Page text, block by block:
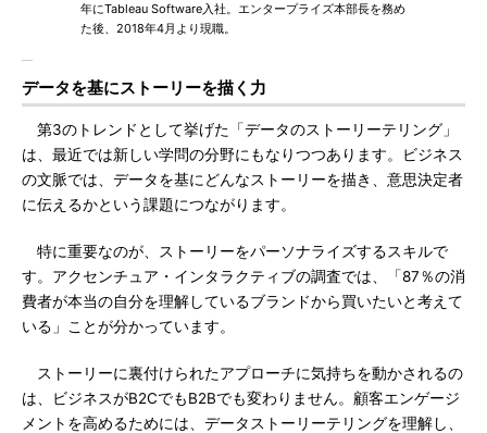
年にTableau Software入社。エンタープライズ本部長を務め
た後、2018年4月より現職。
データを基にストーリーを描く力
第3のトレンドとして挙げた「データのストーリーテリング」
は、最近では新しい学問の分野にもなりつつあります。ビジネス
の文脈では、データを基にどんなストーリーを描き、意思決定者
に伝えるかという課題につながります。
特に重要なのが、ストーリーをパーソナライズするスキルで
す。アクセンチュア・インタラクティブの調査では、「87％の消
費者が本当の自分を理解しているブランドから買いたいと考えて
いる」ことが分かっています。
ストーリーに裏付けられたアプローチに気持ちを動かされるの
は、ビジネスがB2CでもB2Bでも変わりません。顧客エンゲージ
メントを高めるためには、データストーリーテリングを理解し、